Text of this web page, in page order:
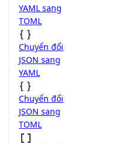
YAML sang
TOML
Chuyển đổi
JSON sang
YAML
Chuyển đổi
JSON sang
TOML